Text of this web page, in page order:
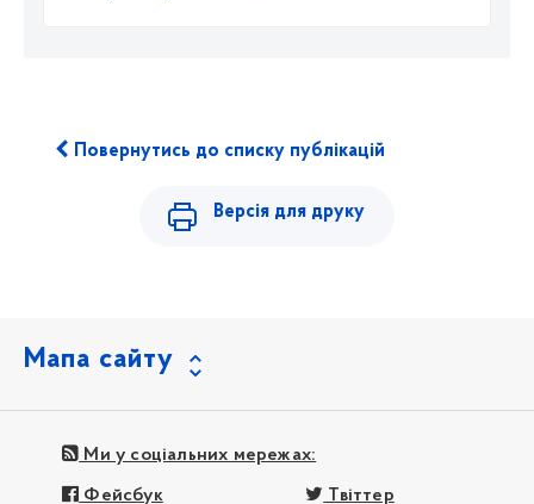
Повернутись до списку публікацій
Версія для друку
Мапа сайту
Ми у соціальних мережах:
Фейсбук Твіттер